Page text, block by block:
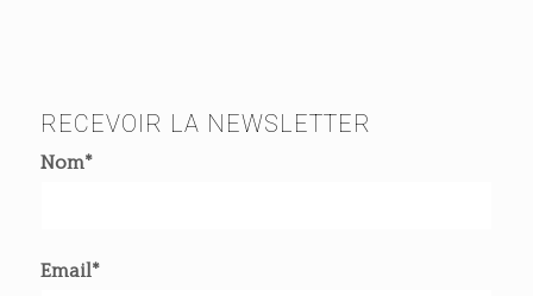
RECEVOIR LA NEWSLETTER
Nom*
Email*